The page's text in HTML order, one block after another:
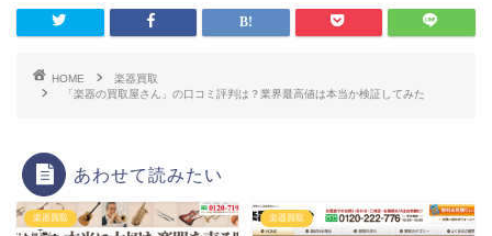
HOME
楽器買取
「楽器の買取屋さん」の口コミ評判は？業界最高値は本当か検証してみた
あわせて読みたい
楽器買取 楽器買取